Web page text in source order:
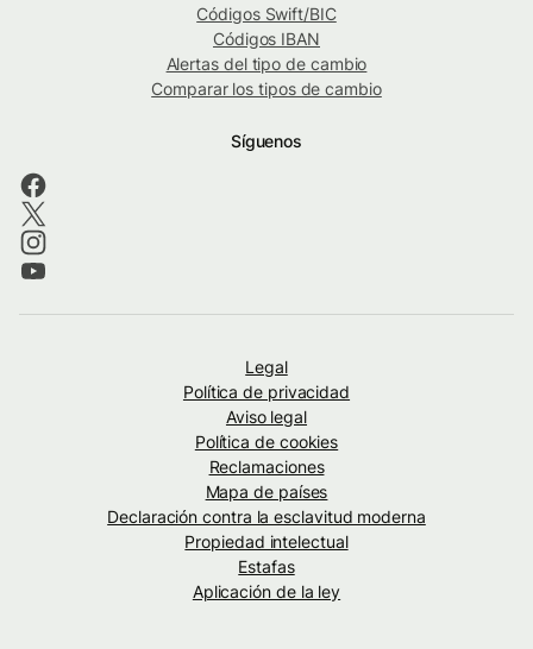
Códigos Swift/BIC
Códigos IBAN
Alertas del tipo de cambio
Comparar los tipos de cambio
Síguenos
Legal
Política de privacidad
Aviso legal
Política de cookies
Reclamaciones
Mapa de países
Declaración contra la esclavitud moderna
Propiedad intelectual
Estafas
Aplicación de la ley